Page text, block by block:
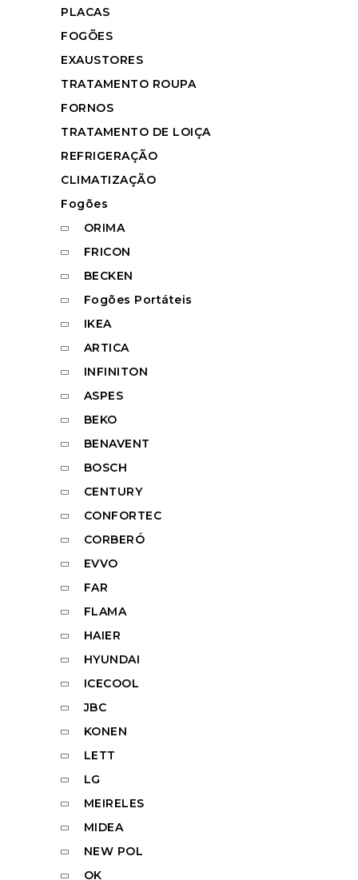
PLACAS
FOGÕES
EXAUSTORES
TRATAMENTO ROUPA
FORNOS
TRATAMENTO DE LOIÇA
REFRIGERAÇÃO
CLIMATIZAÇÃO
Fogões
ORIMA
FRICON
BECKEN
Fogões Portáteis
IKEA
ARTICA
INFINITON
ASPES
BEKO
BENAVENT
BOSCH
CENTURY
CONFORTEC
CORBERÓ
EVVO
FAR
FLAMA
HAIER
HYUNDAI
ICECOOL
JBC
KONEN
LETT
LG
MEIRELES
MIDEA
NEW POL
OK